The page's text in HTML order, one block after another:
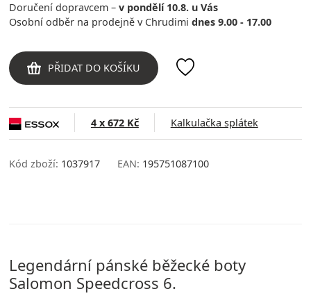
Doručení dopravcem – v pondělí 10.8. u Vás
Osobní odběr na prodejně v Chrudimi dnes 9.00 - 17.00
PŘIDAT DO KOŠÍKU
4 x 672 Kč Kalkulačka splátek
Kód zboží: 1037917 EAN: 195751087100
Legendární pánské běžecké boty
Salomon Speedcross 6.